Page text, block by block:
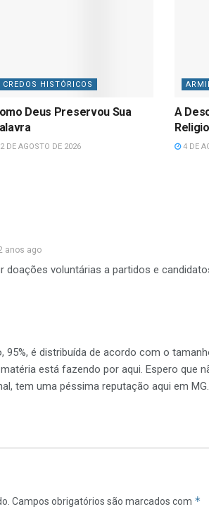
CREDOS HISTÓRICOS
Deus Preservou Sua
DE AGOSTO DE 2026
A
4 DE
anos ago
doações voluntárias a partidos e
95%, é distribuída de acordo com o
está fazendo por aqui. Espero que
tem uma péssima reputação aqui em MG.
Campos obrigatórios são marcados com *